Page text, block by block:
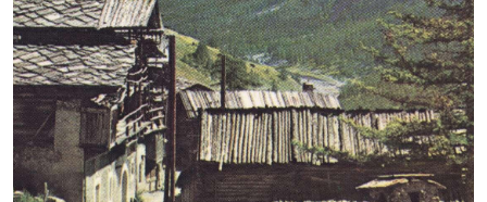
GB
IT